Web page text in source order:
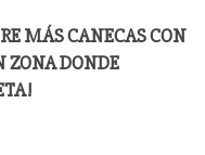
MÁS CANECAS CON
ZONA DONDE